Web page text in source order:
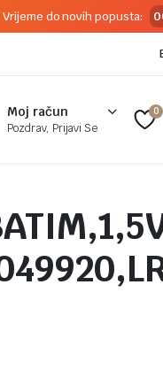
Vrijeme do novih popusta:
Moj račun
Pozdrav, Prijavi Se
0